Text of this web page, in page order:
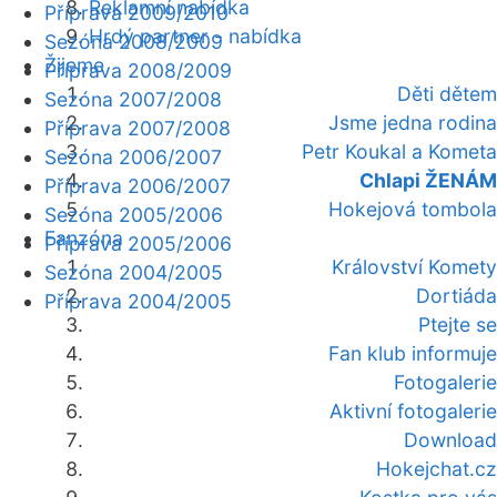
Reklamní nabídka
Hrdý partner - nabídka
Žijeme
Děti dětem
Jsme jedna rodina
Petr Koukal a Kometa
Chlapi ŽENÁM
Hokejová tombola
Fanzóna
Království Komety
Dortiáda
Ptejte se
Fan klub informuje
Fotogalerie
Aktivní fotogalerie
Download
Hokejchat.cz
Příprava 2009/2010
Sezóna 2008/2009
Příprava 2008/2009
Sezóna 2007/2008
Příprava 2007/2008
Sezóna 2006/2007
Příprava 2006/2007
Sezóna 2005/2006
Příprava 2005/2006
Sezóna 2004/2005
Příprava 2004/2005